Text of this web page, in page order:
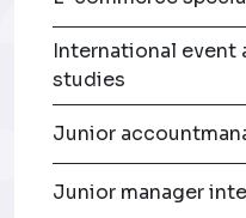
International event
studies
Junior
Junior manager